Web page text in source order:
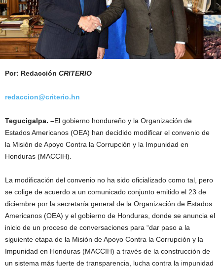
Por: Redacción CRITERIO
redaccion@criterio.hn
Tegucigalpa. –El gobierno hondureño y la Organización de
Estados Americanos (OEA) han decidido modificar el convenio de
la Misión de Apoyo Contra la Corrupción y la Impunidad en
Honduras (MACCIH).
La modificación del convenio no ha sido oficializado como tal, pero
se colige de acuerdo a un comunicado conjunto emitido el 23 de
diciembre por la secretaría general de la Organización de Estados
Americanos (OEA) y el gobierno de Honduras, donde se anuncia el
inicio de un proceso de conversaciones para “dar paso a la
siguiente etapa de la Misión de Apoyo Contra la Corrupción y la
Impunidad en Honduras (MACCIH) a través de la construcción de
un sistema más fuerte de transparencia, lucha contra la impunidad